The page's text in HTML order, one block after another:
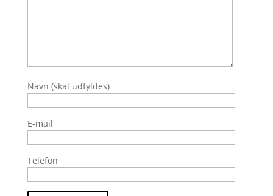
Navn (skal udfyldes)
E-mail
Telefon